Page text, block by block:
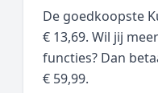
De goedkoopste
€ 13,69. Wil jij
functies? Dan
€ 59,99.